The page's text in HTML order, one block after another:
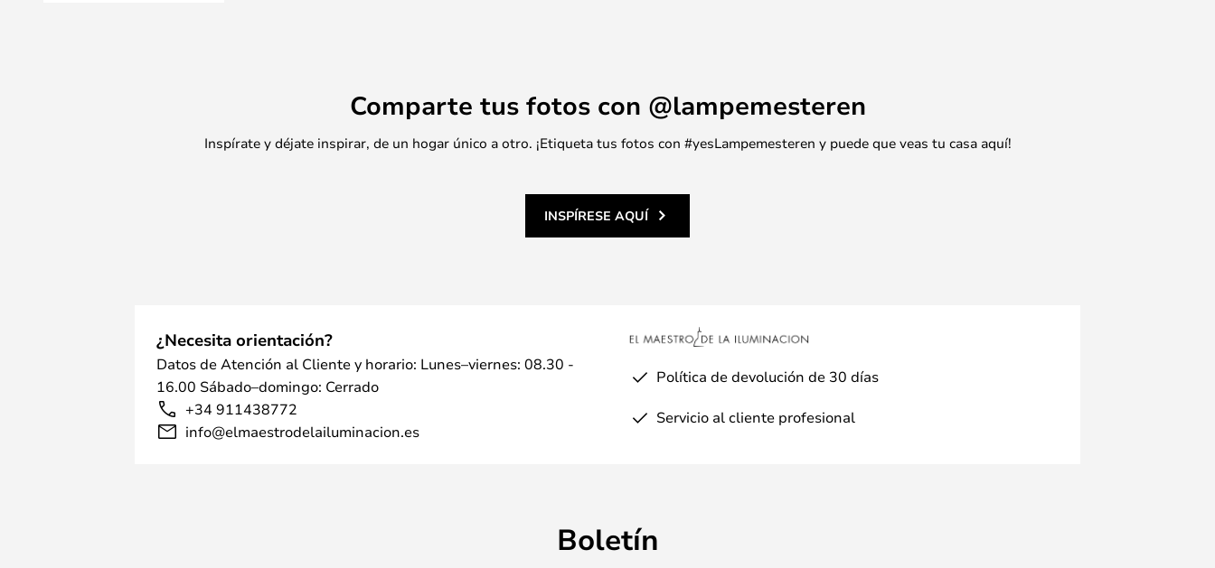
Comparte tus fotos con @lampemesteren
Inspírate y déjate inspirar, de un hogar único a otro. ¡Etiqueta tus fotos con #yesLampemesteren y puede que veas tu casa aquí!
INSPÍRESE AQUÍ
¿Necesita orientación?
Datos de Atención al Cliente y horario: Lunes–viernes: 08.30 -
16.00 Sábado–domingo: Cerrado
+34 911438772
info@elmaestrodelailuminacion.es
Política de devolución de 30 días
Servicio al cliente profesional
Boletín